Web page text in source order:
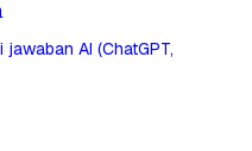
AI (ChatGPT,